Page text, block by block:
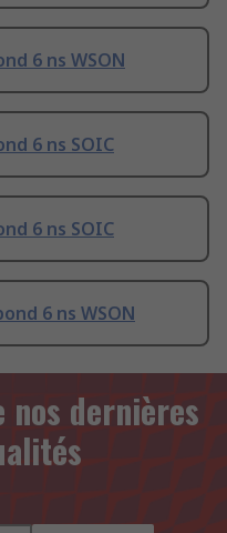
6 ns WSON
6 ns SOIC
6 ns SOIC
6 ns WSON
nos dernières